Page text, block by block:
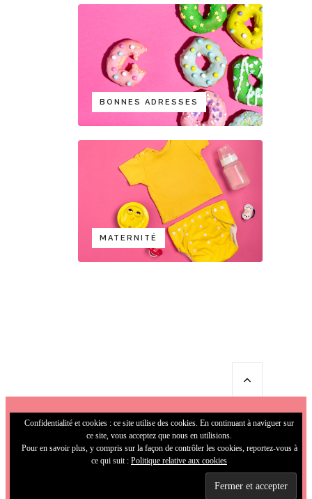
BONNES ADRESSES
MATERNITÉ
© 2009-2026 MamaFunky. All Rights
Confidentialité et cookies : ce site utilise des cookies. En continuant à naviguer sur
ce site, vous acceptez que nous en utilisions.
Pour en savoir plus, y compris sur la façon de contrôler les cookies, reportez-vous à
ce qui suit : Politique relative aux cookies